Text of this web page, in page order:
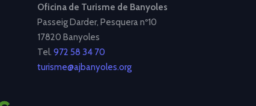
Oficina de Turisme de Banyoles
Passeig Darder, Pesquera nº10
17820 Banyoles
Tel. 972 58 34 70
turisme@ajbanyoles.org